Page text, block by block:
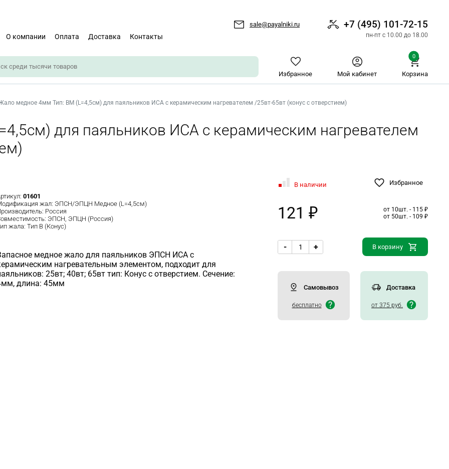
О компании Оплата Доставка Контакты
sale@payalniki.ru +7 (495) 101-72-15
пн-пт с 10.00 до 18.00
Избранное Мой кабинет Корзина
0
медное 4мм Тип: BM (L=4,5см) для паяльников ИСА с керамическим нагревателем /25вт-65вт (конус с отверстием)
для паяльников ИСА с керамическим нагревателем
В наличии Избранное
121 ₽
от 10шт. - 115 ₽
от 50шт. - 109 ₽
- + В корзину
Самовывоз
бесплатно
Доставка
от 375 руб.
01601
жал: ЭПСН/ЭПЦН Медное (L=4,5см)
Россия
ЭПСН, ЭПЦН (Россия)
жала: Тип B (Конус)
медное жало для паяльников ЭПСН ИСА с
нагревательным элементом, подходит для
25вт; 40вт; 65вт тип: Конус с отверстием. Сечение:
длина: 45мм